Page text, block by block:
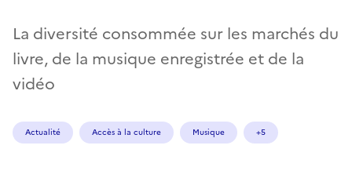
La diversité consommée sur les marchés du
livre, de la musique enregistrée et de la
vidéo
Actualité Accès à la culture Musique +5